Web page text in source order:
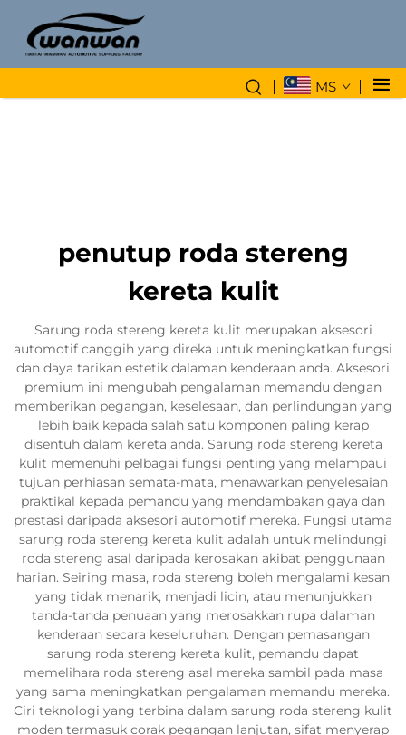
MS
penutup roda stereng
kereta kulit
Sarung roda stereng kereta kulit merupakan aksesori
automotif canggih yang direka untuk meningkatkan fungsi
dan daya tarikan estetik dalaman kenderaan anda. Aksesori
premium ini mengubah pengalaman memandu dengan
memberikan pegangan, keselesaan, dan perlindungan yang
lebih baik kepada salah satu komponen paling kerap
disentuh dalam kereta anda. Sarung roda stereng kereta
kulit memenuhi pelbagai fungsi penting yang melampaui
tujuan perhiasan semata-mata, menawarkan penyelesaian
praktikal kepada pemandu yang mendambakan gaya dan
prestasi daripada aksesori automotif mereka. Fungsi utama
sarung roda stereng kereta kulit adalah untuk melindungi
roda stereng asal daripada kerosakan akibat penggunaan
harian. Seiring masa, roda stereng boleh mengalami kesan
yang tidak menarik, menjadi licin, atau menunjukkan
tanda-tanda penuaan yang merosakkan rupa dalaman
kenderaan secara keseluruhan. Dengan pemasangan
sarung roda stereng kereta kulit, pemandu dapat
memelihara roda stereng asal mereka sambil pada masa
yang sama meningkatkan pengalaman memandu mereka.
Ciri teknologi yang terbina dalam sarung roda stereng kulit
moden termasuk corak pegangan lanjutan, sifat menyerap